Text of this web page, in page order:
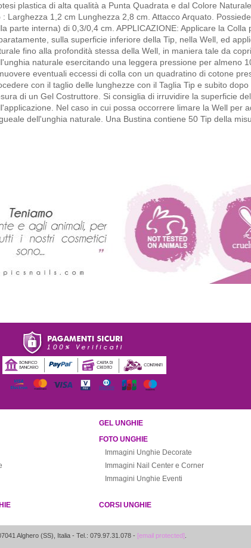
plastica di alta qualità a Punta Quadrata e dal Colore
: Larghezza 1,2 cm Lunghezza 2,8 cm. Attacco Arquato.
parte interna) di 0,3/0,4 cm. APPLICAZIONE: Applicare la Colla
sulla superficie inferiore della Tip, nella Well, ed
fino alla profondità stessa della Well, in maniera tale da
naturale esercitando una leggera pressione per almeno
eventuali eccessi di colla con un quadratino di cotone
con il taglio delle lunghezze con il Taglia Tip e subito
di un Gel Costruttore. Si consiglia di irruvidire la superficie
Nel caso in cui possa occorrere limare la Well per
dell'unghia naturale. Una Bustina contiene 50 Tip della
GEL UNGHIE
FOTO UNGHIE
Immagini Unghie Decorate
Immagini Nail Center e Corner
Immagini Unghie Eventi
CORSI UNGHIE
Alghero (SS), Italia - Tel.: 079.97.31.078 - [email protected]